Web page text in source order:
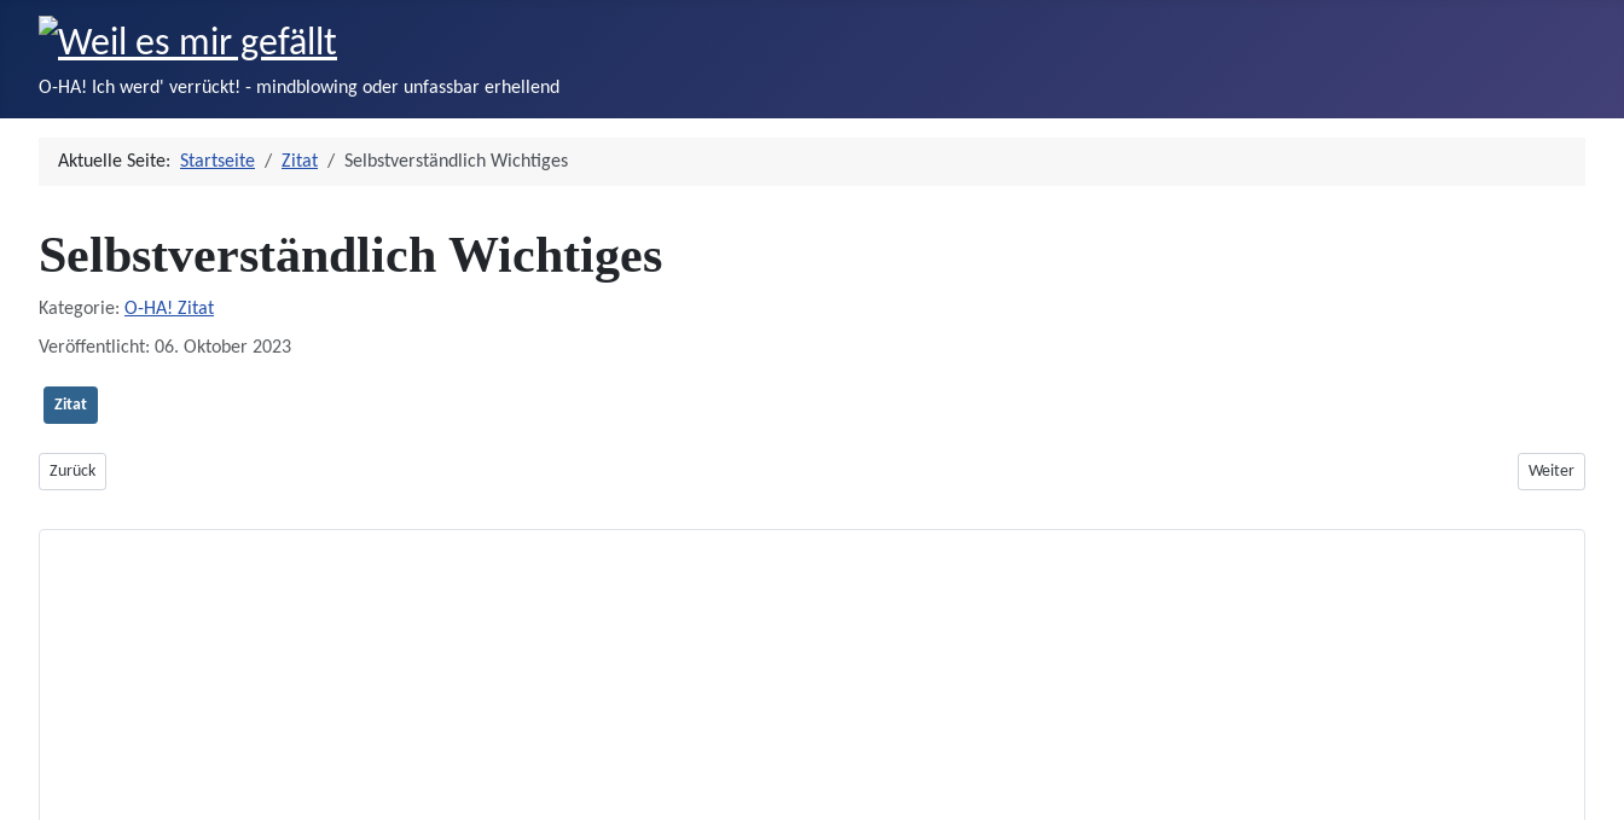
O-HA! Ich werd' verrückt! - mindblowing oder unfassbar erhellend
Aktuelle Seite: Startseite Zitat Selbstverständlich Wichtiges
Selbstverständlich Wichtiges
Details
Kategorie: O-HA! Zitat
Veröffentlicht: 06. Oktober 2023
Zitat
Vorheriger Beitrag: Kreativität und Spielen
Zurück Nächster
Weiter